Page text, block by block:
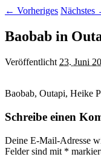
← Vorheriges Nächstes
Baobab in
Veröffentlicht 23. Juni
Baobab, Outapi, Heike
Schreibe einen
Deine E-Mail-Adresse
Felder sind mit *